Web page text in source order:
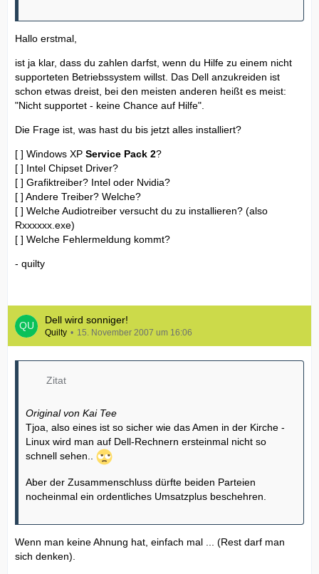
Hallo erstmal,
ist ja klar, dass du zahlen darfst, wenn du Hilfe zu einem nicht
supporteten Betriebssystem willst. Das Dell anzukreiden ist
schon etwas dreist, bei den meisten anderen heißt es meist:
"Nicht supportet - keine Chance auf Hilfe".
Die Frage ist, was hast du bis jetzt alles installiert?
[ ] Windows XP Service Pack 2?
[ ] Intel Chipset Driver?
[ ] Grafiktreiber? Intel oder Nvidia?
[ ] Andere Treiber? Welche?
[ ] Welche Audiotreiber versucht du zu installieren? (also
Rxxxxxx.exe)
[ ] Welche Fehlermeldung kommt?
- quilty
Dell wird sonniger!
Quilty 15. November 2007 um 16:06
Zitat
Original von Kai Tee
Tjoa, also eines ist so sicher wie das Amen in der Kirche -
Linux wird man auf Dell-Rechnern ersteinmal nicht so
schnell sehen..
Aber der Zusammenschluss dürfte beiden Parteien
nocheinmal ein ordentliches Umsatzplus beschehren.
Wenn man keine Ahnung hat, einfach mal ... (Rest darf man
sich denken).